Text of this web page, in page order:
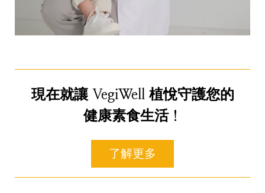
現在就讓 VegiWell 植悅守護您的
健康素食生活！
了解更多